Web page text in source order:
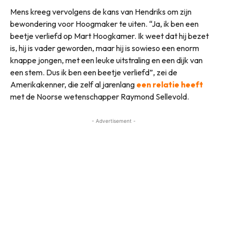
Mens kreeg vervolgens de kans van Hendriks om zijn
bewondering voor Hoogmaker te uiten. “Ja, ik ben een
beetje verliefd op Mart Hoogkamer. Ik weet dat hij bezet
is, hij is vader geworden, maar hij is sowieso een enorm
knappe jongen, met een leuke uitstraling en een dijk van
een stem. Dus ik ben een beetje verliefd”, zei de
Amerikakenner, die zelf al jarenlang een relatie heeft
met de Noorse wetenschapper Raymond Sellevold.
- Advertisement -